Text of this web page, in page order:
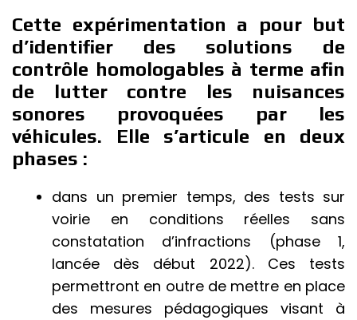
Cette expérimentation a pour but
d’identifier des solutions de
contrôle homologables à terme afin
de lutter contre les nuisances
sonores provoquées par les
véhicules. Elle s’articule en deux
phases :
dans un premier temps, des tests sur
voirie en conditions réelles sans
constatation d’infractions (phase 1,
lancée dès début 2022). Ces tests
permettront en outre de mettre en place
des mesures pédagogiques visant à